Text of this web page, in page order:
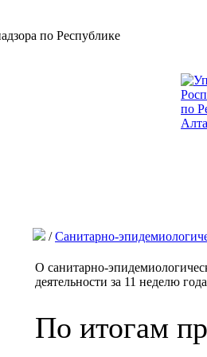
/Санитарно-
О санитарно-
деятельности за 11 неделю
По итогам